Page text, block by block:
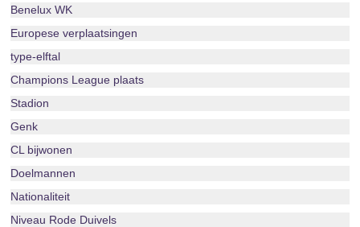
Benelux WK
Europese verplaatsingen
type-elftal
Champions League plaats
Stadion
Genk
CL bijwonen
Doelmannen
Nationaliteit
Niveau Rode Duivels